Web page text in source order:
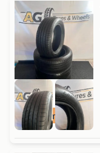
Gratis montage